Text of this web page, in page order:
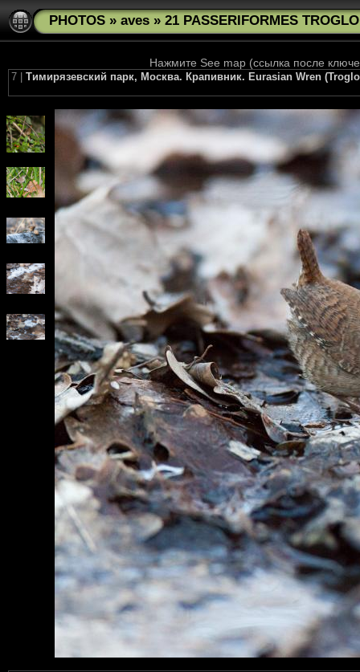
PHOTOS » aves » 21 PASSERIFORMES
Нажмите See map (ссылка после
7 |Тимирязевский парк, Москва. Крапивник. Eurasian Wren